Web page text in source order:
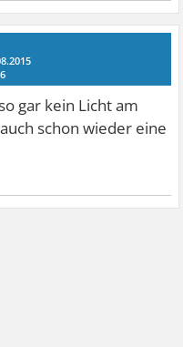
6
gar kein Licht am
schon wieder eine